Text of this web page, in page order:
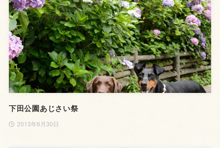
下田公園あじさい祭
2013年6月30日